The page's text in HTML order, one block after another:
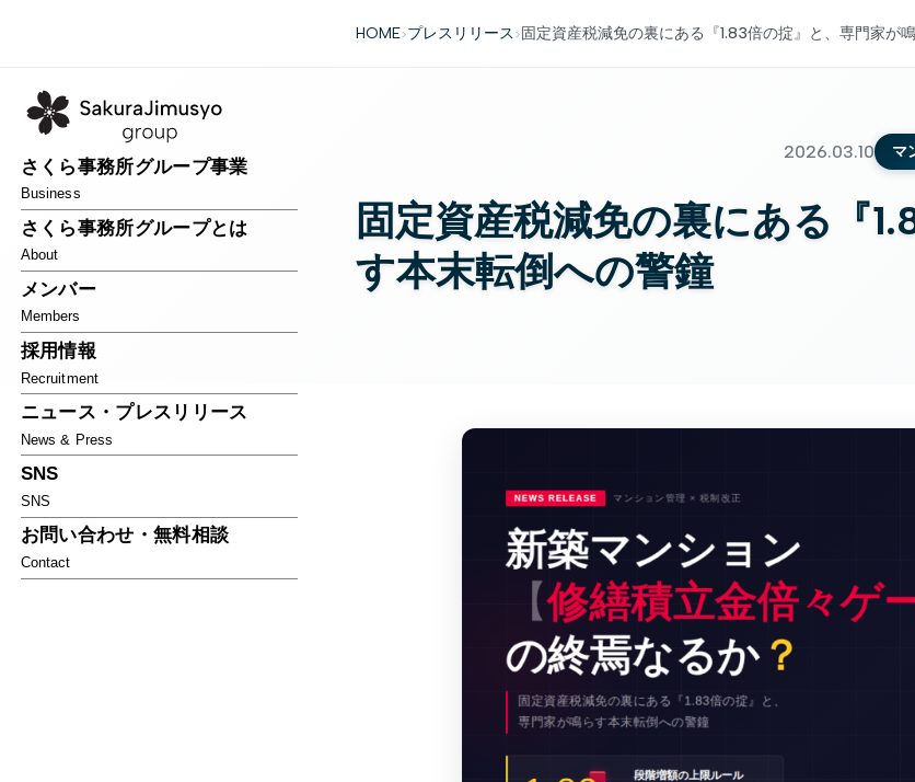
さくら事務所グループ事業
Business
さくら事務所グループとは
About
メンバー
Members
採用情報
Recruitment
ニュース・プレスリリース
News & Press
SNS
SNS
お問い合わせ・無料相談
Contact
HOME>プレスリリース > 固定資産税減免の裏にある『1.83倍の掟』と、専門家が
2026.03.10 マ
固定資産税減免の裏にある『
す本末転倒への警鐘